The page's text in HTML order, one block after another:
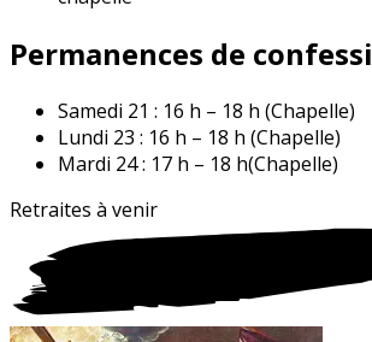
Permanences de
Samedi 21 : 16 h – 18 h (Chapelle)
Lundi 23 : 16 h – 18 h (Chapelle)
Mardi 24 : 17 h – 18 h(Chapelle)
Retraites à venir